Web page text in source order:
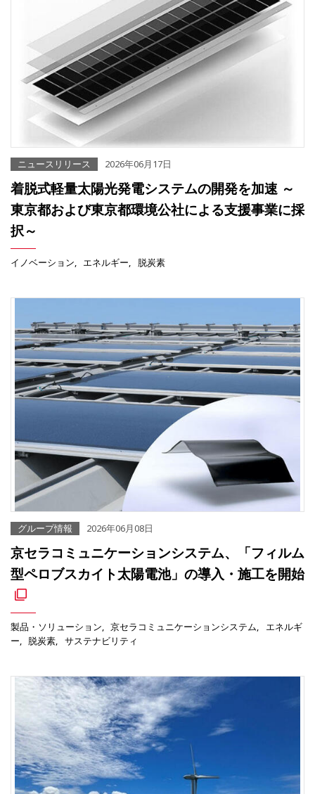
ニュースリリース 2026年06月17日
着脱式軽量太陽光発電システムの開発を加速 ～
東京都および東京都環境公社による支援事業に採
択～
イノベーション エネルギー 脱炭素
グループ情報 2026年06月08日
京セラコミュニケーションシステム、「フィルム
型ペロブスカイト太陽電池」の導入・施工を開始
製品・ソリューション 京セラコミュニケーションシステム
エネルギ
ー
脱炭素 サステナビリティ